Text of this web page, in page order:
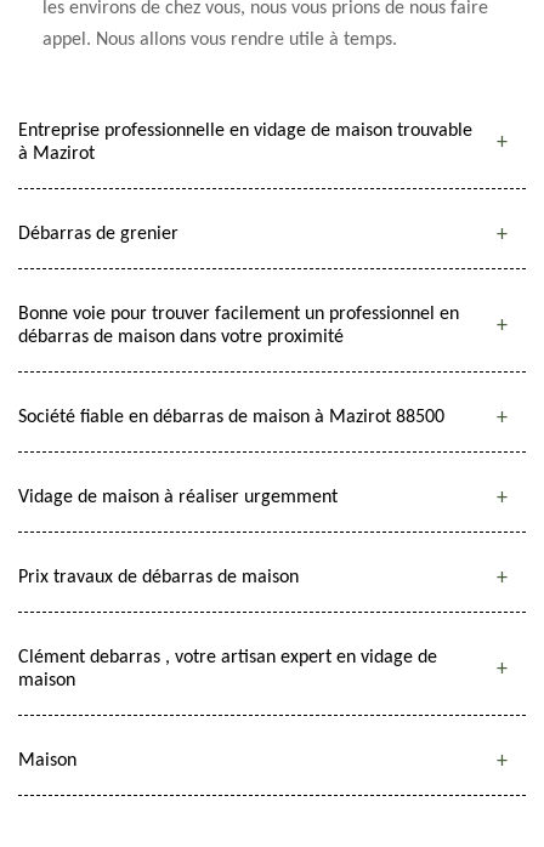
les environs de chez vous, nous vous prions de nous faire
appel. Nous allons vous rendre utile à temps.
Entreprise professionnelle en vidage de maison trouvable
à Mazirot
Débarras de grenier
Bonne voie pour trouver facilement un professionnel en
débarras de maison dans votre proximité
Société fiable en débarras de maison à Mazirot 88500
Vidage de maison à réaliser urgemment
Prix travaux de débarras de maison
Clément debarras , votre artisan expert en vidage de
maison
Maison